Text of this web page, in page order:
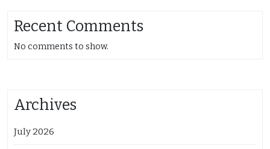
Recent Comments
No comments to show.
Archives
July 2026